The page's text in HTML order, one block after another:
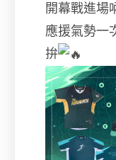
開幕戰進場
應援氣勢一
拚